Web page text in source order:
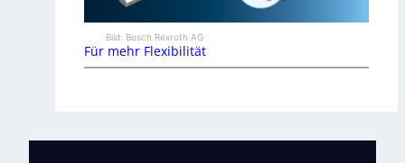
Bild: Bosch Rexroth AG
Für mehr Flexibilität